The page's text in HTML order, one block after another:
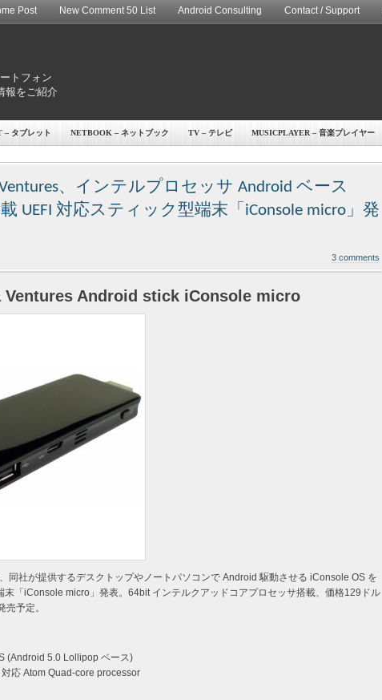
Post New Comment 50 List Android Consulting Contact / Support
トフォン
報をご紹介
– タブレット NETBOOK – ネットブック TV – テレビ MUSICPLAYER – 音楽プレイヤー
、インテルプロセッサ Android ベース
載 UEFI 対応スティック型端末「iConsole micro」発
3 comments
Ventures Android stick iConsole micro
同社が提供するデスクトップやノートパソコンで Android 駆動させる iConsole OS を
末「iConsole micro」発表。64bit インテルクアッドコアプロセッサ搭載、価格129ドル
売予定。
(Android 5.0 Lollipop ベース)
応 Atom Quad-core processor